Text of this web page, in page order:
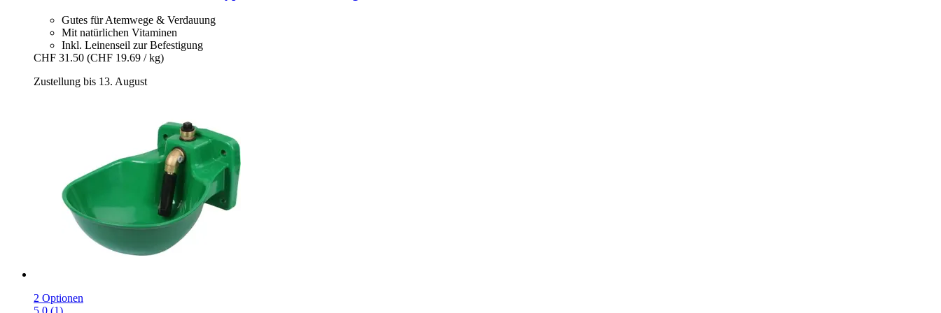
Gutes für Atemwege & Verdauung
Mit natürlichen Vitaminen
Inkl. Leinenseil zur Befestigung
CHF 31.50 (CHF 19.69 / kg)
Zustellung bis 13. August
2 Optionen